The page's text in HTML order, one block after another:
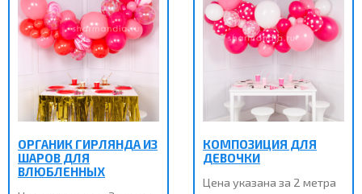
ОРГАНИК ГИРЛЯНДА ИЗ
ШАРОВ ДЛЯ
ВЛЮБЛЕННЫХ
КОМПОЗИЦИЯ ДЛЯ
ДЕВОЧКИ
Цена указана за 2 метра